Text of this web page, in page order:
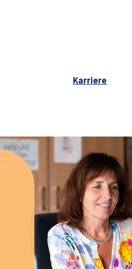
Karriere